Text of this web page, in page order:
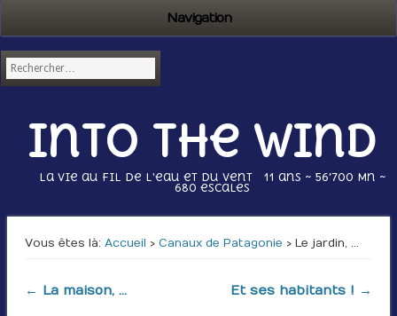
Navigation
Into the wind
La vie au fil de l'eau et du vent 11 ans ~ 56’700 Mn ~
680 escales
Vous êtes là : Accueil › Canaux de Patagonie › Le jardin, …
← La maison, … Et ses habitants ! →